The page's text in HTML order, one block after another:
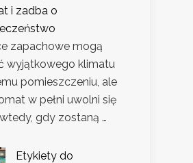
i zadba o
zapachowe mogą
wyjątkowego klimatu
pomieszczeniu, ale
w pełni uwolni się
gdy zostaną …
Etykiety do